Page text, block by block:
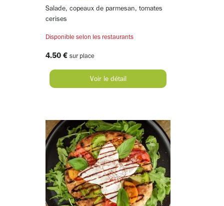
Salade, copeaux de parmesan, tomates
cerises
Disponible selon les restaurants
4.50 € sur place
Voir le détail